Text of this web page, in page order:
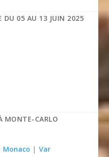
DU 05 AU 13 JUIN 2025
MONTE-CARLO
Monaco | Var